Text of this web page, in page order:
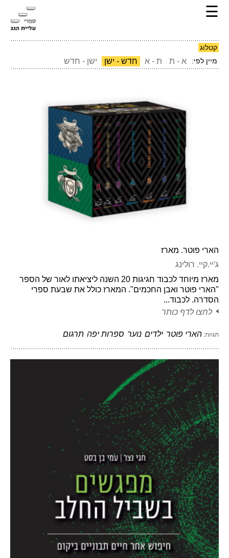
☰
קטלוג
מיין לפי:
א - ת ת - א חדש - ישן ישן - חדש
הארי פוטר. מארז
ג'יי.קיי. רולינג
מארז מיוחד לכבוד חגיגות 20 השנה ליציאתו לאור של הספר
"הארי פוטר ואבן החכמים". המארז כולל את שבעת ספרי
הסדרה. לכבוד...
לחצו לדף כותר
תגיות: הארי פוטר ילדים נוער ספרות יפה תרגום